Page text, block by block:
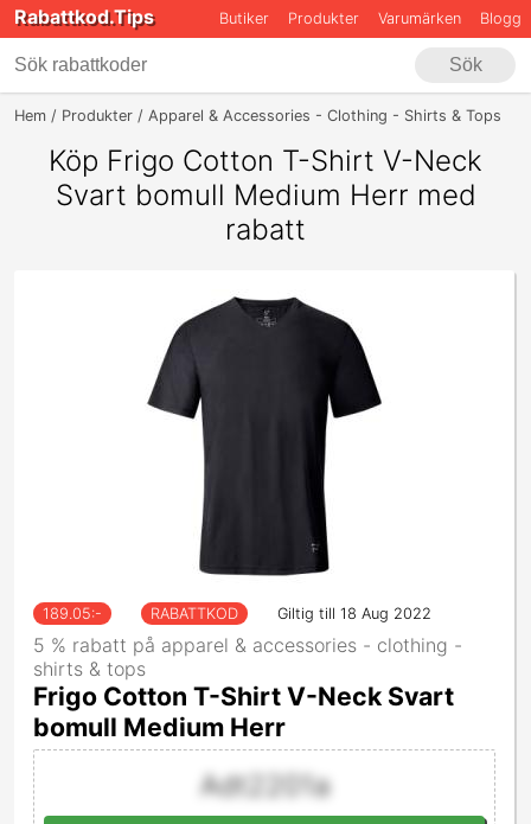
Rabattkod.Tips Butiker Produkter Varumärken Blogg
Sök
Hem Produkter Apparel & Accessories - Clothing - Shirts & Tops
Köp Frigo Cotton T-Shirt V-Neck
Svart bomull Medium Herr med
rabatt
189.05:- RABATTKOD Giltig till 18 Aug 2022
5 % rabatt på apparel & accessories - clothing -
shirts & tops
Frigo Cotton T-Shirt V-Neck Svart
bomull Medium Herr
Adt2201a